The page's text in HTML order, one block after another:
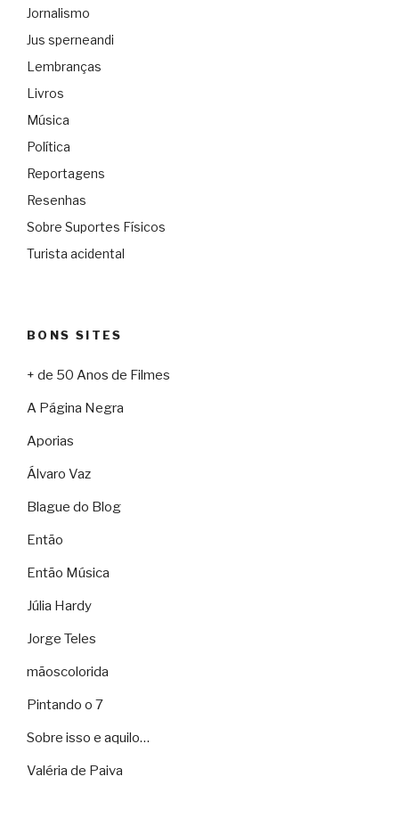
Jornalismo
Jus sperneandi
Lembranças
Livros
Música
Política
Reportagens
Resenhas
Sobre Suportes Físicos
Turista acidental
BONS SITES
+ de 50 Anos de Filmes
A Página Negra
Aporias
Álvaro Vaz
Blague do Blog
Então
Então Música
Júlia Hardy
Jorge Teles
mãoscolorida
Pintando o 7
Sobre isso e aquilo…
Valéria de Paiva